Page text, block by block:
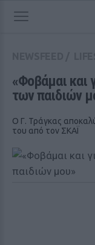
«Φοβάμαι και
των παιδιών
Ο Γ. Τράγκας
του από τον ΣΚΑΪ